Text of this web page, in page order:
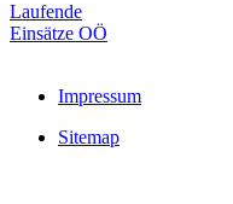
Laufende
Einsätze OÖ
Impressum
Sitemap